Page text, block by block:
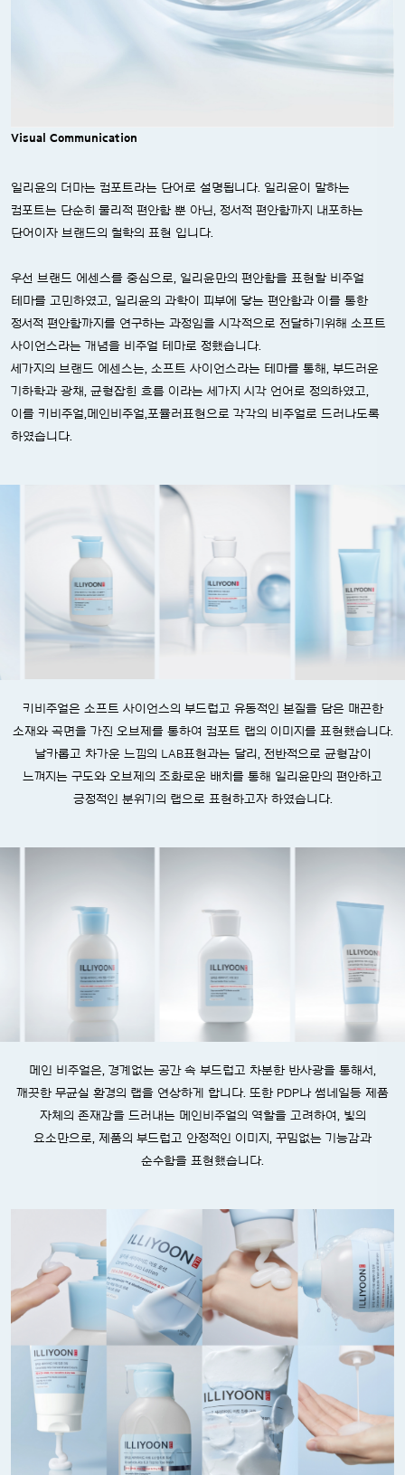
Visual Communication
일리윤의 더마는 컴포트라는 단어로 설명됩니다. 일리윤이 말하는
컴포트는 단순히 물리적 편안함 뿐 아닌, 정서적 편안함까지 내포하는
단어이자 브랜드의 철학의 표현 입니다.
우선 브랜드 에센스를 중심으로, 일리윤만의 편안함을 표현할 비주얼
테마를 고민하였고, 일리윤의 과학이 피부에 닿는 편안함과 이를 통한
정서적 편안함까지를 연구하는 과정임을 시각적으로 전달하기위해 소프트
사이언스라는 개념을 비주얼 테마로 정했습니다.
세가지의 브랜드 에센스는, 소프트 사이언스라는 테마를 통해, 부드러운
기하학과 광채, 균형잡힌 흐름 이라는 세가지 시각 언어로 정의하였고,
이를 키비주얼,메인비주얼,포뮬러표현으로 각각의 비주얼로 드러나도록
하였습니다.
키비주얼은 소프트 사이언스의 부드럽고 유동적인 본질을 담은 매끈한
소재와 곡면을 가진 오브제를 통하여 컴포트 랩의 이미지를 표현했습니다.
날카롭고 차가운 느낌의 LAB표현과는 달리,
전반적으로 균형감이
느껴지는 구도와 오브제의 조화로운 배치를 통해 일리윤만의 편안하고
긍정적인 분위기의 랩으로 표현하고자 하였습니다.
메인 비주얼은, 경계없는 공간 속 부드럽고 차분한 반사광을 통해서,
깨끗한 무균실 환경의 랩을 연상하게 합니다. 또한 PDP나 썸네일등 제품
자체의 존재감을 드러내는 메인비주얼의 역할을 고려하여, 빛의
요소만으로, 제품의 부드럽고 안정적인 이미지, 꾸밈없는 기능감과
순수함을 표현했습니다.